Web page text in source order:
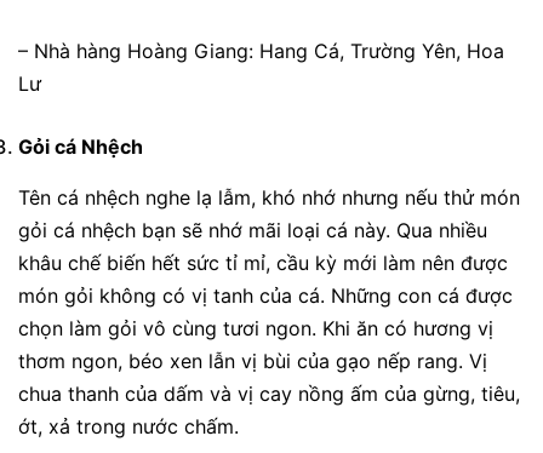
– Nhà hàng Hoàng Giang: Hang Cá, Trường Yên, Hoa
Lư
Gỏi cá Nhệch
Tên cá nhệch nghe lạ lẫm, khó nhớ nhưng nếu thử món
gỏi cá nhệch bạn sẽ nhớ mãi loại cá này. Qua nhiều
khâu chế biến hết sức tỉ mỉ, cầu kỳ mới làm nên được
món gỏi không có vị tanh của cá. Những con cá được
chọn làm gỏi vô cùng tươi ngon. Khi ăn có hương vị
thơm ngon, béo xen lẫn vị bùi của gạo nếp rang. Vị
chua thanh của dấm và vị cay nồng ấm của gừng, tiêu,
ớt, xả trong nước chấm.